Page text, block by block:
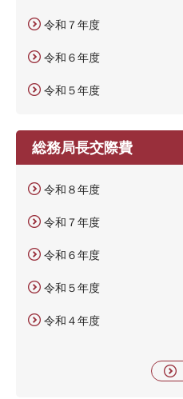
令和７年度
令和６年度
令和５年度
総務局長交際費
令和８年度
令和７年度
令和６年度
令和５年度
令和４年度